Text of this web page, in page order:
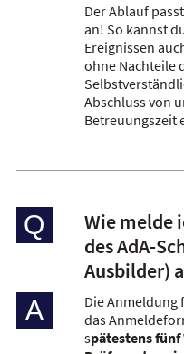
Der Ablauf
an! So kannst
Ereignissen
ohne Nachteile
Abschluss von
Betreuungszeit
Q
Wie melde
des AdA-
Ausbilder)
A
Die
das
spätestens